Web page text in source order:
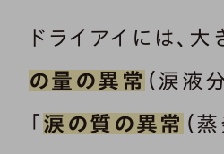
ドライアイには、大
の量の異常 （涙液
「 涙の質の異常 （